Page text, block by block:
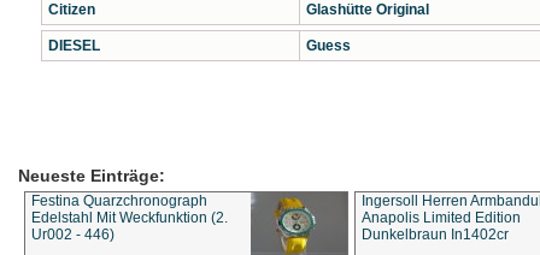
Citizen
DIESEL
Glashütte Original
Guess
Neueste Einträge:
Festina Quarzchronograph
Edelstahl Mit Weckfunktion (2.
Ur002 - 446)
Ingersoll Herren
Anapolis Limited Edition
Dunkelbraun In1402cr